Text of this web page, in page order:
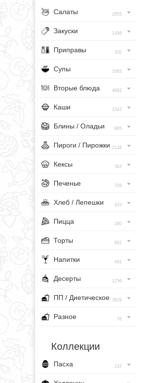
Салаты 2955
Закуски 1456
Приправы 320
Супы 1083
Вторые блюда 4682
Каши 1543
Блины / Оладьи 965
Пироги / Пирожки 2134
Кексы 563
Печенье 728
Хлеб / Лепешки 433
Пицца 260
Торты 801
Напитки 491
Десерты 1256
ПП / Диетическое 3929
Разное 76
Коллекции
Пасха 237